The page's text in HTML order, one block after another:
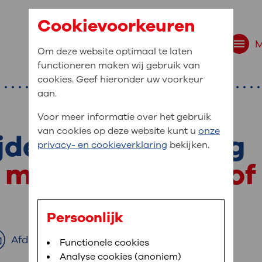
navigatie
bent u naar op
,MijnOLVG,Digitalisering
medische gegevens
In MijnOLVG kunt u uw medische
het u uitkomt. OLVG breidt MijnOLVG
de bevalling
medicijnen of
Afdrukken
Cookievoorkeuren
Om deze website optimaal te laten
functioneren maken wij gebruik van
cookies. Geef hieronder uw voorkeur
aan.
Voor meer informatie over het gebruik
van cookies op deze website kunt u onze
privacy- en cookieverklaring bekijken.
Persoonlijk
Functionele cookies
Analyse cookies (anoniem)